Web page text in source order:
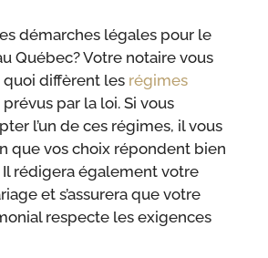
démarches légales pour le
Québec? Votre notaire vous
diffèrent lesrégimes
prévus par la loi. Si vous
l’un de ces régimes, il vous
que vos choix répondent bien
Il rédigera également votre
et s’assurera que votre
respecte les exigences